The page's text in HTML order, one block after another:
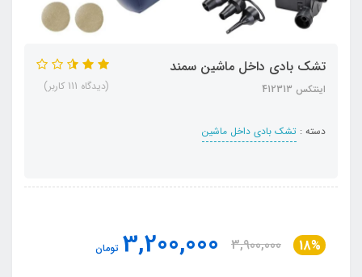
تشک بادی داخل ماشین سمند
اینتکس 412313
دسته : تشک بادی داخل ماشین
(دیدگاه 111 کاربر)
18%
3,900,000
3,200,000 تومان